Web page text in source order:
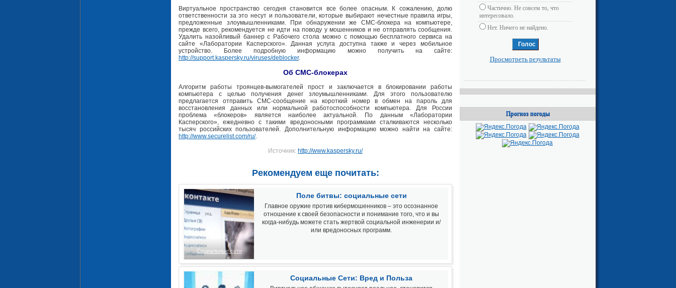
Виртуальное пространство сегодня становится все более опасным. К сожалению, долю
ответственности за это несут и пользователи, которые выбирают нечестные правила игры,
предложенные злоумышленниками. При обнаружении же СМС-блокера на компьютере,
прежде всего, рекомендуется не идти на поводу у мошенников и не отправлять сообщения.
Удалить назойливый баннер с Рабочего стола можно с помощью бесплатного сервиса на
сайте «Лаборатории Касперского». Данная услуга доступна также и через мобильное
устройство. Более подробную информацию можно получить на сайте:
http://support.kaspersky.ru/viruses/deblocker.
Об СМС-блокерах
Алгоритм работы троянцев-вымогателей прост и заключается в блокировании работы
компьютера с целью получения денег злоумышленниками. Для этого пользователю
предлагается отправить СМС-сообщение на короткий номер в обмен на пароль для
восстановления данных или нормальной работоспособности компьютера. Для России
проблема «блокеров» является наиболее актуальной. По данным «Лаборатории
Касперского», ежедневно с такими вредоносными программами сталкиваются несколько
тысяч российских пользователей. Дополнительную информацию можно найти на сайте:
http://www.securelist.com/ru/.
Источник: http://www.kaspersky.ru/
Рекомендуем еще почитать:
Социальные сети
Поле битвы: социальные сети
Главное оружие против кибермошенников – это осознанное
отношение к своей безопасности и понимание того, что и вы
когда-нибудь можете стать жертвой социальной инженерии и/
или вредоносных программ.
Социальные Сети: Вред и Польза
Частично. Не совсем то, что
интересовало.
Нет. Ничего не найдено.
Просмотреть результаты
Прогноз погоды